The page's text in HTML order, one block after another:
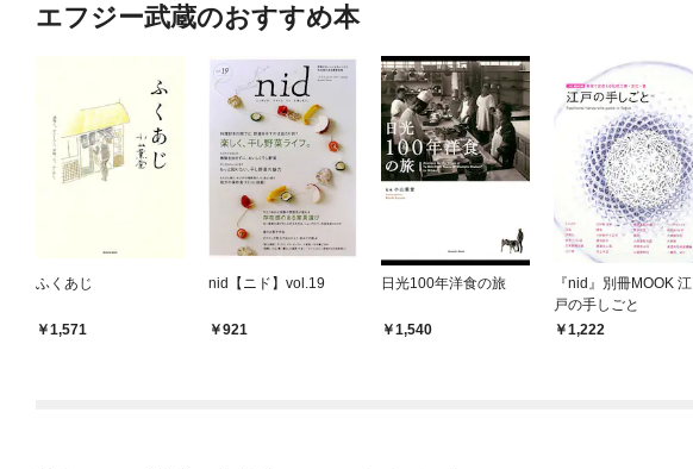
エフジー武蔵のおすすめ本
ふくあじ
1,571
nid【ニド】vol.19
921
日光100年洋食の旅
1,540
『nid』別冊MOOK 江
戸の手しごと
1,222